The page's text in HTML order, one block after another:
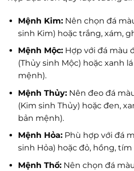
Mệnh Kim:Nên chọn đá
sinh Kim) hoặc trắng, xám,
Mệnh Mộc:Hợp với đá màu
(Thủy sinh Mộc) hoặc xanh
mệnh).
Mệnh Thủy:Nên đeo đá
(Kim sinh Thủy) hoặc đen,
bản mệnh).
Mệnh Hỏa:Phù hợp với đá
sinh Hỏa) hoặc đỏ, hồng,
Mệnh Thổ:Nên chọn đá